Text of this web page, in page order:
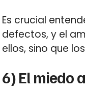
Es crucial
defectos, y el
ellos, sino que
6) El miedo